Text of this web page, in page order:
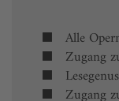
Alle
Zugang
Zugang